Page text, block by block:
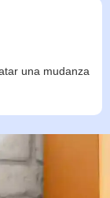
una mudanza